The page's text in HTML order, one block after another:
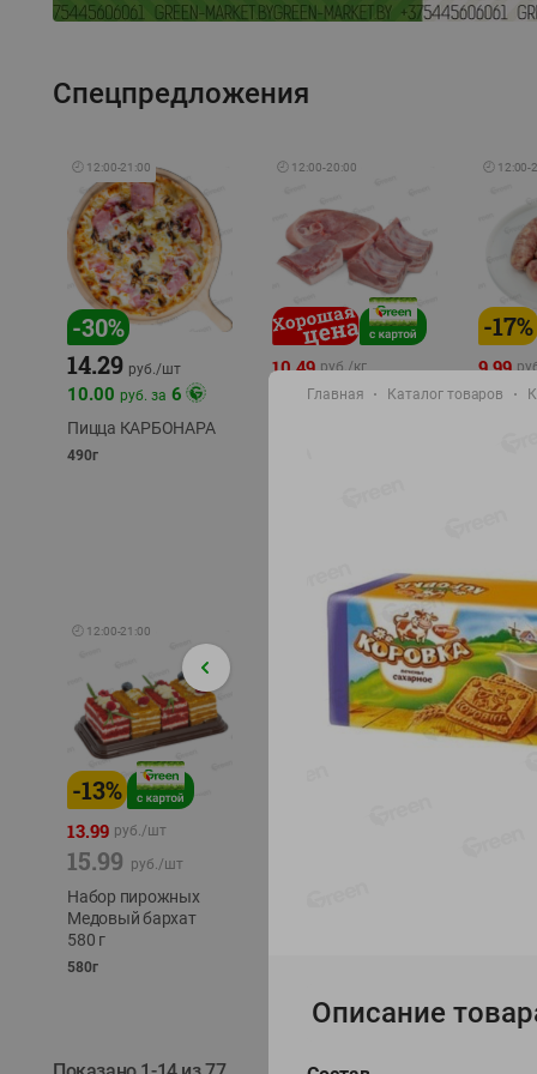
Спецпредложения
🕘 12:00-21:00
-30%
14.29 руб./шт
10.00 руб. за 6
Пицца КАРБОНАРА
490г
🕘 12:00-20:00
10.49 руб./кг
11.49 руб./ кг
🕘 12:00-
-17%
9.99
11.99
🕘 12:00-21:00
-13%
13.99 руб./шт
15.99 руб./шт
Набор пирожных
Медовый бархат
580 г
580г
Главная Каталог товаров
Описание